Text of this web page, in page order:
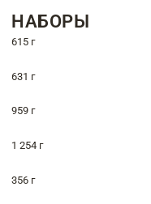
НАБОРЫ
615 г
631 г
959 г
1 254 г
356 г